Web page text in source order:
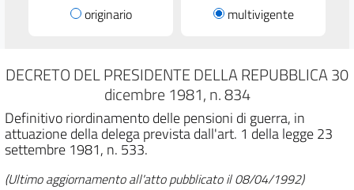
originario multivigente
DECRETO DEL PRESIDENTE DELLA REPUBBLICA 30
dicembre 1981, n. 834
Definitivo riordinamento delle pensioni di guerra, in
attuazione della delega prevista dall'art. 1 della legge 23
settembre 1981, n. 533.
(Ultimo aggiornamento all'atto pubblicato il 08/04/1992)